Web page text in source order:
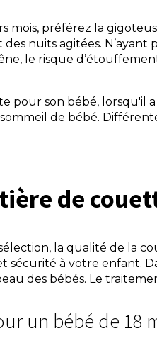
mois, préférez la
nuits agitées. N’ayant
le risque
pour son bébé,
de bébé.
de
la qualité de la
sécurité à votre enfant.
des bébés. Le
un bébé de 18